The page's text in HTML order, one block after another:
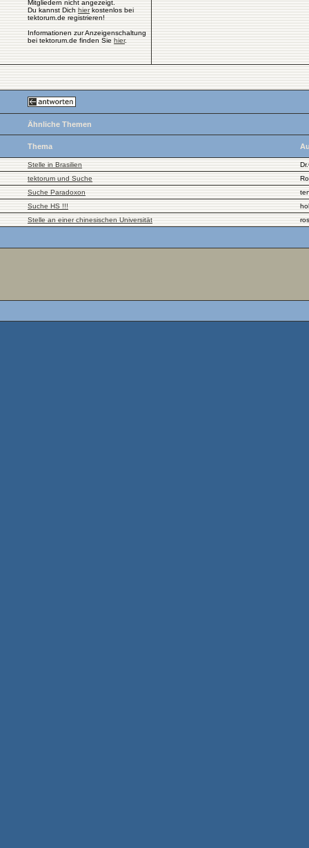
Mitgliedern nicht angezeigt.
Du kannst Dich hierkostenlos bei
tektorum.de registrieren!
Informationen zur Anzeigenschaltung
bei tektorum.de finden Sie hier.
Ähnliche Themen
Thema
Stelle in Brasilien
tektorum und Suche
Suche Paradoxon
Suche HS !!!
Stelle an einer chinesischen Universität